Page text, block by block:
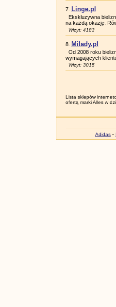
7. Linge.pl
Ekskluzywna
na każdą okazję.
Wizyt: 4183
8. Milady.pl
Od 2008 roku
wymagających
Wizyt: 3015
Lista sklepów
ofertą marki Alles w
Adidas -